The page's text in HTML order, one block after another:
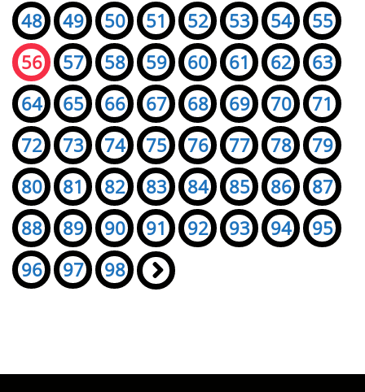
48
49 50 51 52 53 54
55
56
57 58 59 60 61 62
63
64
65 66 67 68 69 70
71
72
73 74 75 76 77 78
79
80
81 82 83 84 85 86
87
88
89 90 91 92 93 94
95
96
97 98 »